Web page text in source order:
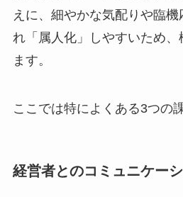
えに、細やかな気配りや臨
れ「属人化」しやすいため、
ます。
ここでは特によくある3つの
経営者とのコミュニケー